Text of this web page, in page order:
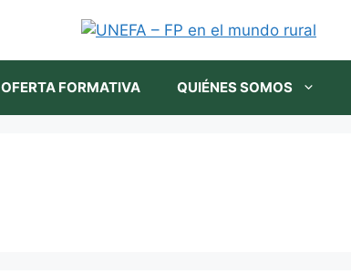
OFERTA FORMATIVA QUIÉNES SOMOS